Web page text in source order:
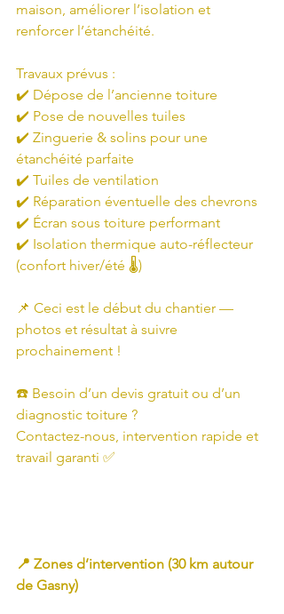
maison, améliorer l’isolation et
renforcer l’étanchéité.
Travaux prévus :
✔️ Dépose de l’ancienne toiture
✔️ Pose de nouvelles tuiles
✔️ Zinguerie & solins pour une
étanchéité parfaite
✔️ Tuiles de ventilation
✔️ Réparation éventuelle des chevrons
✔️ Écran sous toiture performant
✔️ Isolation thermique auto-réflecteur
(confort hiver/été 🌡️)
📌 Ceci est le début du chantier —
photos et résultat à suivre
prochainement !
☎️ Besoin d’un devis gratuit ou d’un
diagnostic toiture ?
Contactez-nous, intervention rapide et
travail garanti ✅
📍 Zones d’intervention (30 km autour
de Gasny)